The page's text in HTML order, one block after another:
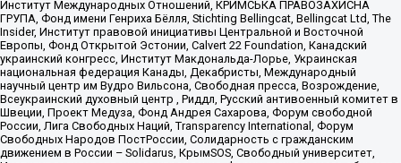
Институт Международных Отношений, КРИМСЬКА ПРАВОЗАХИСНА
ГРУПА, Фонд имени Генриха Бёлля, Stichting Bellingcat, Bellingcat Ltd, The
Insider, Институт правовой инициативы Центральной и Восточной
Европы, Фонд Открытой Эстонии, Calvert 22 Foundation, Канадский
украинский конгресс, Институт Макдональда-Лорье, Украинская
национальная федерация Канады, Декабристы, Международный
научный центр им Вудро Вильсона, Свободная пресса, Возрождение,
Всеукраинский духовный центр , Риддл, Русский антивоенный комитет в
Швеции, Проект Медуза, Фонд Андрея Сахарова, Форум свободной
России, Лига Свободных Наций, Transparеncy International, Форум
Свободных Народов ПостРоссии, Солидарность с гражданским
движением в России – Solidarus, КрымSOS, Свободный университет,